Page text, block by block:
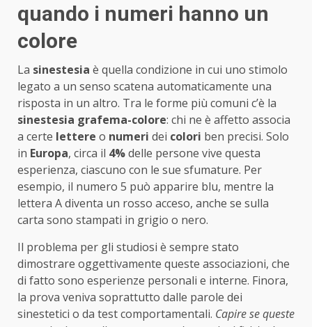
quando i numeri hanno un
colore
La sinestesia è quella condizione in cui uno stimolo
legato a un senso scatena automaticamente una
risposta in un altro. Tra le forme più comuni c’è la
sinestesia grafema-colore: chi ne è affetto associa
a certe lettere o numeri dei colori ben precisi. Solo
in Europa, circa il 4%delle persone vive questa
esperienza, ciascuno con le sue sfumature. Per
esempio, il numero 5 può apparire blu, mentre la
lettera A diventa un rosso acceso, anche se sulla
carta sono stampati in grigio o nero.
Il problema per gli studiosi è sempre stato
dimostrare oggettivamente queste associazioni, che
di fatto sono esperienze personali e interne. Finora,
la prova veniva soprattutto dalle parole dei
sinestetici o da test comportamentali. Capire se queste